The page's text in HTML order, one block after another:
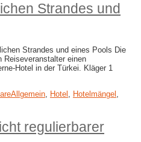
Strandes und
Strandes und eines Pools Die
Reiseveranstalter einen
Hotel in der Türkei. Kläger 1
Allgemein Hotel Hotelmängel
regulierbarer